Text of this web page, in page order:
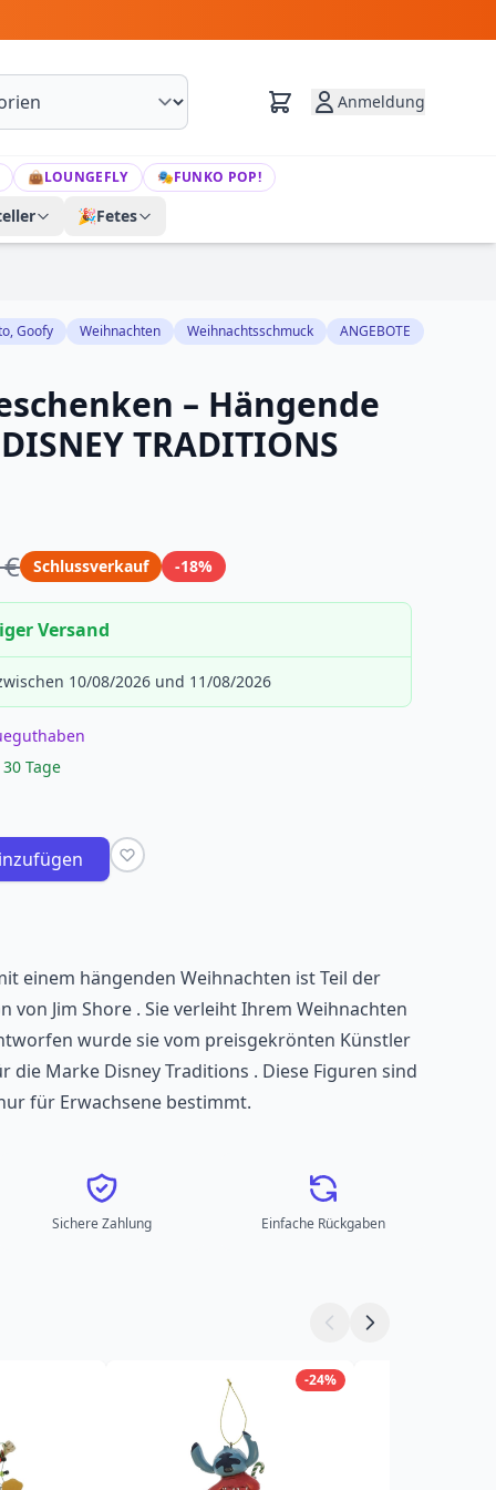
Anmeldung
👜LOUNGEFLY 🎭FUNKO POP!
🎉Fetes
Goofy Weihnachten Weihnachtsschmuck
ANGEBOTE
– Hängende
TRADITIONS
Schlussverkauf -18%
Versand
10/08/2026 und 11/08/2026
Tage
einem hängenden Weihnachten ist Teil der
von Jim Shore . Sie verleiht Ihrem Weihnachten
wurde sie vom preisgekrönten Künstler
die Marke Disney Traditions . Diese Figuren sind
für Erwachsene bestimmt.
Sichere Zahlung Einfache Rückgaben
-24%